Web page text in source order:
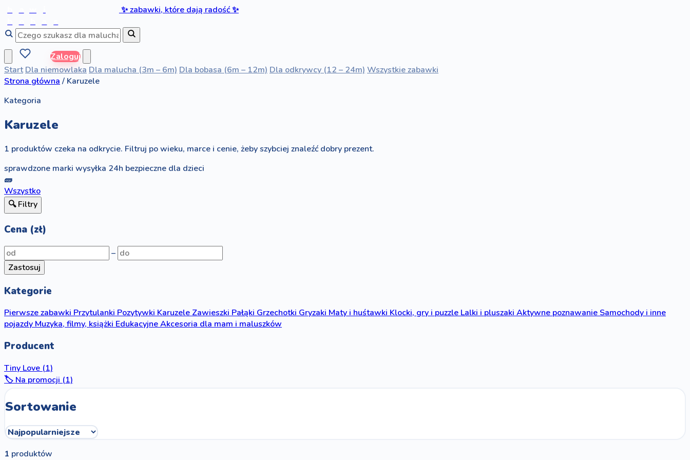
✨zabawki, które dają radość✨
Zaloguj
Start Dla niemowlaka Dla malucha (3m – 6m) Dla bobasa (6m – 12m) Dla odkrywcy (12 – 24m) Wszystkie zabawki
Strona główna / Karuzele
Kategoria
Karuzele
1 produktów czeka na odkrycie. Filtruj po wieku, marce i cenie, żeby szybciej znaleźć dobry prezent.
sprawdzone marki wysyłka 24h bezpieczne dla dzieci
🧱
Wszystko
🔍 Filtry
Cena (zł)
–
Zastosuj
Kategorie
Pierwsze zabawkiPrzytulankiPozytywkiKaruzeleZawieszkiPałąkiGrzechotkiGryzakiMaty i huśtawkiKlocki, gry i puzzleLalki i pluszakiAktywne poznawanieSamochody i inne
pojazdyMuzyka, filmy, książkiEdukacyjneAkcesoria dla mam i maluszków
Producent
Tiny Love (1)
🏷️ Na promocji (1)
Sortowanie
1 produktów